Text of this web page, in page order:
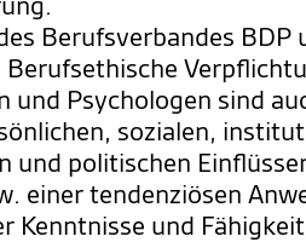
Berufsverbandes BDP
Berufsethische
und Psychologen sind
sozialen,
und politischen
einer tendenziösen
Kenntnisse und